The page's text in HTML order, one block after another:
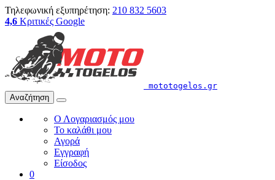
Τηλεφωνική εξυπηρέτηση: 210 832 5603
4,6 Κριτικές Google
mototogelos.gr
Αναζήτηση
Ο Λογαριασμός μου
Το καλάθι μου
Αγορά
Εγγραφή
Είσοδος
0